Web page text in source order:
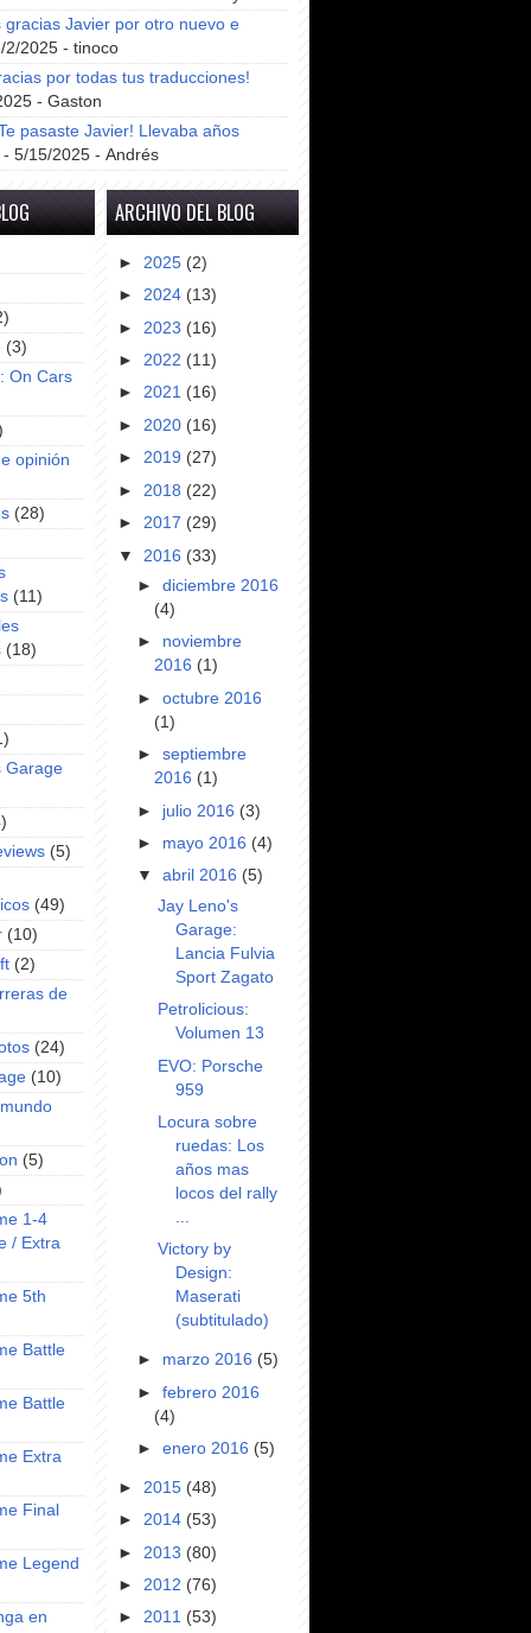
gracias Javier por otro nuevo e
2025 - tinoco
por todas tus traducciones!
- Gaston
pasaste Javier! Llevaba años
- 5/15/2025 - Andrés
(3)
On Cars
opinión
(28)
(11)
(18)
Garage
(5)
(49)
(10)
(2)
de
(24)
(10)
(5)
1-4
/ Extra
5th
Battle
Battle
Extra
Final
Legend
en
ARCHIVO DEL BLOG
► 2025 (2)
► 2024 (13)
► 2023 (16)
► 2022 (11)
► 2021 (16)
► 2020 (16)
► 2019 (27)
► 2018 (22)
► 2017 (29)
▼ 2016 (33)
►diciembre 2016
(4)
► noviembre
2016 (1)
►octubre 2016
(1)
►septiembre
2016 (1)
► julio 2016 (3)
► mayo 2016 (4)
▼abril 2016 (5)
Jay Leno's
Garage:
Lancia Fulvia
Sport Zagato
Petrolicious:
Volumen 13
EVO: Porsche
959
Locura sobre
ruedas: Los
años mas
locos del rally
Victory by
Design:
Maserati
(subtitulado)
► marzo 2016 (5)
►febrero 2016
(4)
►enero 2016 (5)
► 2015 (48)
► 2014 (53)
► 2013 (80)
► 2012 (76)
► 2011 (53)